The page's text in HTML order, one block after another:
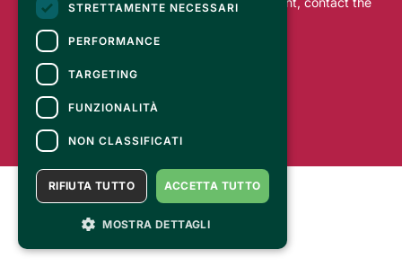
Accessibility statement
STRETTAMENTE NECESSARI
PERFORMANCE
TARGETING
FUNZIONALITÀ
NON CLASSIFICATI
ACCETTA TUTTO
RIFIUTA TUTTO
MOSTRA DETTAGLI